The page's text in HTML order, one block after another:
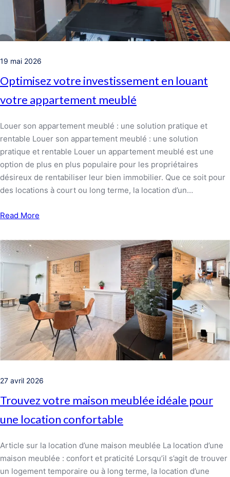
19 mai 2026
Optimisez votre investissement en louant
votre appartement meublé
Louer son appartement meublé : une solution pratique et
rentable Louer son appartement meublé : une solution
pratique et rentable Louer un appartement meublé est une
option de plus en plus populaire pour les propriétaires
désireux de rentabiliser leur bien immobilier. Que ce soit pour
des locations à court ou long terme, la location d’un…
Read More
27 avril 2026
Trouvez votre maison meublée idéale pour
une location confortable
Article sur la location d’une maison meublée La location d’une
maison meublée : confort et praticité Lorsqu’il s’agit de trouver
un logement temporaire ou à long terme, la location d’une